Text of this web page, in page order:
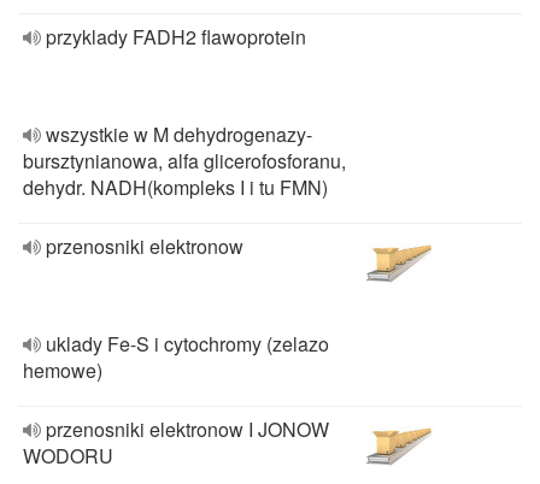
przyklady FADH2 flawoprotein
wszystkie w M dehydrogenazy-
bursztynianowa, alfa glicerofosforanu,
dehydr. NADH(kompleks I i tu FMN)
przenosniki elektronow
uklady Fe-S i cytochromy (zelazo
hemowe)
przenosniki elektronow I JONOW
WODORU